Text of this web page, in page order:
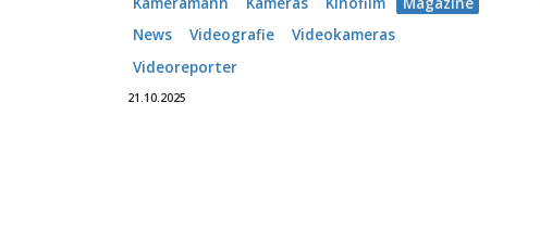
News
Videografie
Videokameras
Videoreporter
21.10.2025